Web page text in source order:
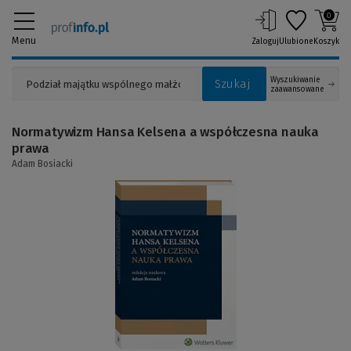
Menu
Szukaj
Wyszukiwanie
zaawansowane
ZalogujUlubione
0
Koszyk
innej
strony)
Normatywizm Hansa Kelsena a współczesna nauka
prawa
Adam Bosiacki